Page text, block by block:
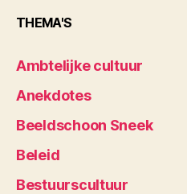
THEMA'S
Ambtelijke cultuur
Anekdotes
Beeldschoon Sneek
Beleid
Bestuurscultuur